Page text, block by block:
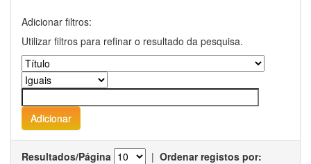
Adicionar filtros:
Utilizar filtros para refinar o resultado da pesquisa.
Resultados/Página | Ordenar registos por: